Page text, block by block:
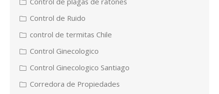
Control de Ruido
control de termitas Chile
Control Ginecologico
Control Ginecologico Santiago
Corredora de Propiedades